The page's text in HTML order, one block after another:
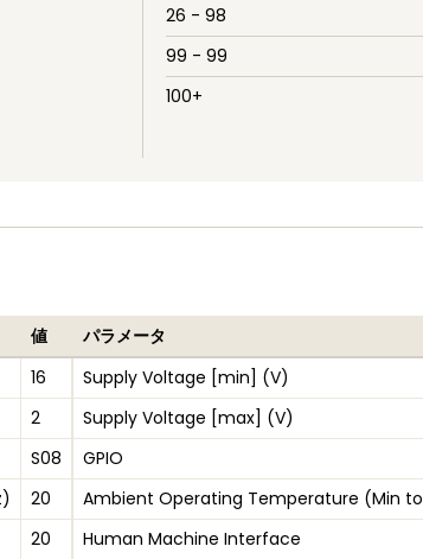
26 - 98
99 - 99
100+
値
16
2
S08
20
20
パラメータ
Supply Voltage [min] (V)
Supply Voltage [max] (V)
GPIO
Ambient Operating Temperature (Min
Human Machine Interface